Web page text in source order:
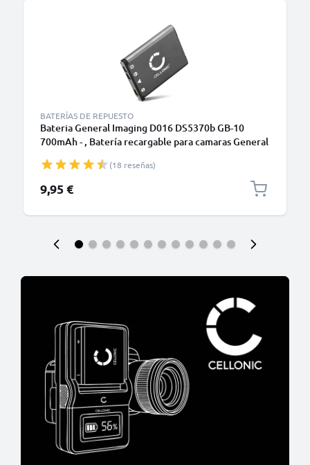
BATERÍAS DE REPUESTO
Bateria General Imaging D016 DS5370b GB-10
700mAh - , Batería recargable para camaras General
E1480W E1486TW E1680W G3WP G5WP J1050
J1250
(18 reseñas)
9,95 €